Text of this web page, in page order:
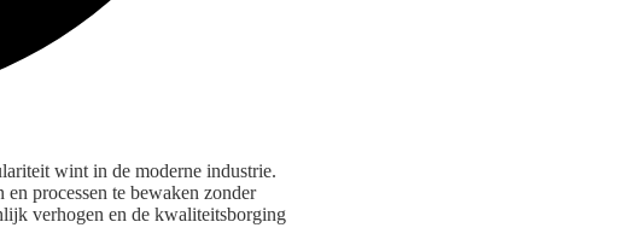
wint in de moderne industrie.
processen te bewaken zonder
verhogen en de kwaliteitsborging